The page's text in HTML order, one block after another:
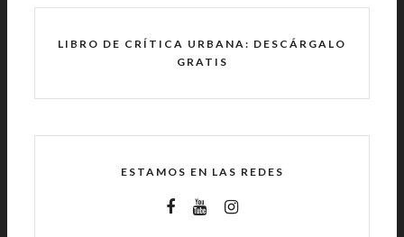
LIBRO DE CRÍTICA URBANA: DESCÁRGALO
GRATIS
ESTAMOS EN LAS REDES